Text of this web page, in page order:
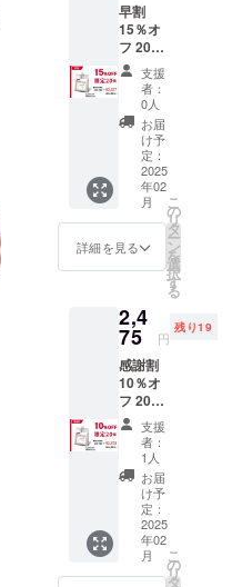
早割
15％オ
フ 20個
限定！
1,000ml
入（洗
濯40回
分に相
当） 税
込・送
料込
支援
者：
0人
お届
け予
定：
2025
年02
月
詳細を見る
こ
の
リ
タ
ー
ン
を
選
択
す
る
2,4
75 円
残り19
感謝割
10％オ
フ 20個
限定！
1,000ml
入（洗
濯40回
分に相
当） 税
込・送
料込
支援
者：
1人
お届
け予
定：
2025
年02
月
こ
の
リ
タ